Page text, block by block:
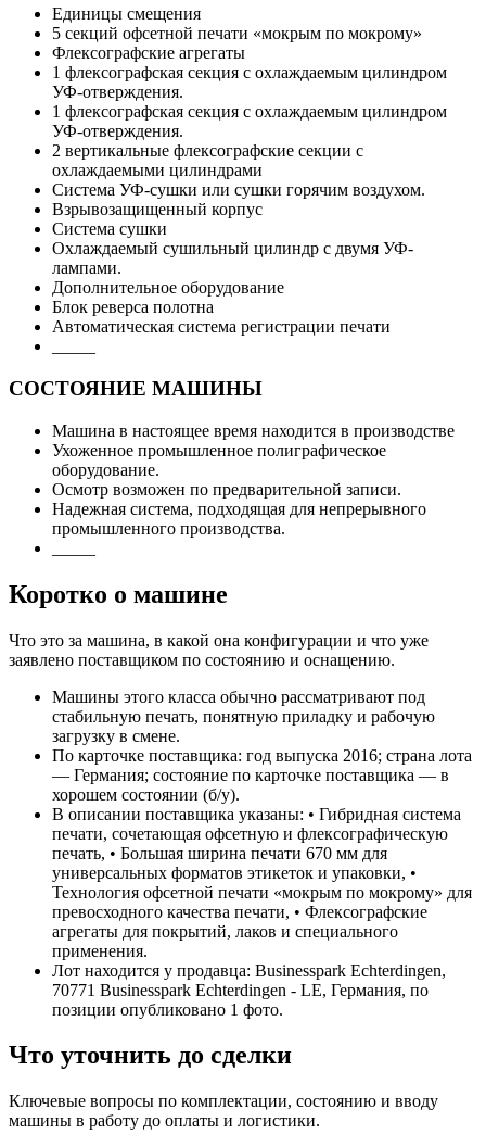
Единицы смещения
5 секций офсетной печати «мокрым по мокрому»
Флексографские агрегаты
1 флексографская секция с охлаждаемым цилиндром
УФ-отверждения.
1 флексографская секция с охлаждаемым цилиндром
УФ-отверждения.
2 вертикальные флексографские секции с
охлаждаемыми цилиндрами
Система УФ-сушки или сушки горячим воздухом.
Взрывозащищенный корпус
Система сушки
Охлаждаемый сушильный цилиндр с двумя УФ-
лампами.
Дополнительное оборудование
Блок реверса полотна
Автоматическая система регистрации печати
СОСТОЯНИЕ МАШИНЫ
Машина в настоящее время находится в производстве
Ухоженное промышленное полиграфическое
оборудование.
Осмотр возможен по предварительной записи.
Надежная система, подходящая для непрерывного
промышленного производства.
Коротко о машине
Что это за машина, в какой она конфигурации и что уже
заявлено поставщиком по состоянию и оснащению.
Машины этого класса обычно рассматривают под
стабильную печать, понятную приладку и рабочую
загрузку в смене.
По карточке поставщика: год выпуска 2016; страна лота
— Германия; состояние по карточке поставщика — в
хорошем состоянии (б/у).
В описании поставщика указаны: • Гибридная система
печати, сочетающая офсетную и флексографическую
печать, • Большая ширина печати 670 мм для
универсальных форматов этикеток и упаковки, •
Технология офсетной печати «мокрым по мокрому» для
превосходного качества печати, • Флексографские
агрегаты для покрытий, лаков и специального
применения.
Лот находится у продавца: Businesspark Echterdingen,
70771 Businesspark Echterdingen - LE, Германия, по
позиции опубликовано 1 фото.
Что уточнить до сделки
Ключевые вопросы по комплектации, состоянию и вводу
машины в работу до оплаты и логистики.